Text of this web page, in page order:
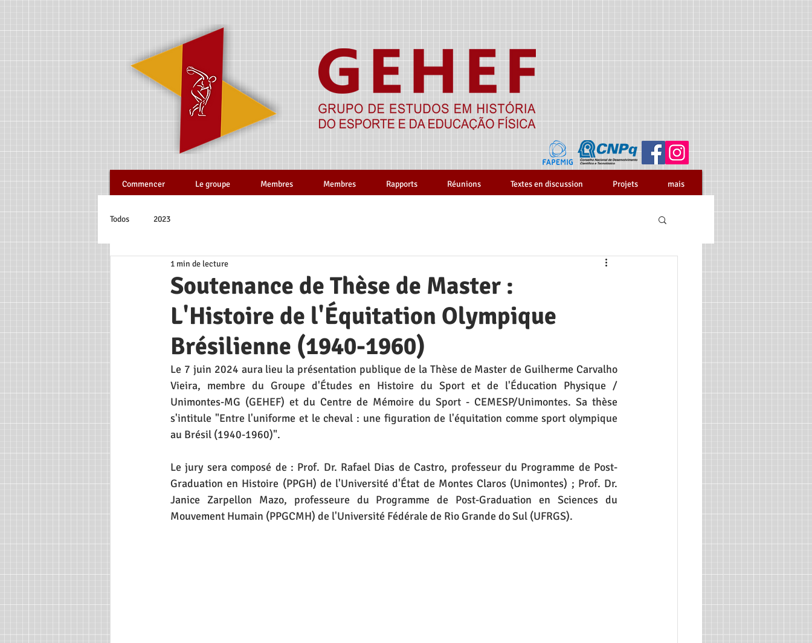
Commencer Le groupe Membres Membres Rapports Réunions Textes en discussion Projets mais
Todos 2023
Soutenance de Thèse de Master :
L'Histoire de l'Équitation Olympique
Brésilienne (1940-1960)
1 min de lecture
Le 7 juin 2024 aura lieu la présentation publique de la Thèse de Master de Guilherme Carvalho
Vieira, membre du Groupe d'Études en Histoire du Sport et de l'Éducation Physique /
Unimontes-MG (GEHEF) et du Centre de Mémoire du Sport - CEMESP/Unimontes. Sa thèse
s'intitule "Entre l'uniforme et le cheval : une figuration de l'équitation comme sport olympique
au Brésil (1940-1960)".
Le jury sera composé de : Prof. Dr. Rafael Dias de Castro, professeur du Programme de Post-
Graduation en Histoire (PPGH) de l'Université d'État de Montes Claros (Unimontes) ; Prof. Dr.
Janice Zarpellon Mazo, professeure du Programme de Post-Graduation en Sciences du
Mouvement Humain (PPGCMH) de l'Université Fédérale de Rio Grande do Sul (UFRGS).